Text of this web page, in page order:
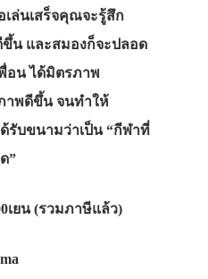
เล่นเสร็จคุณจะรู้สึก
ขึ้น และสมองก็จะปลอด
อน ได้มิตรภาพ
าพดีขึ้น จนทำให้
รับขนามว่าเป็น “กีฬาที่
”
เยน (รวมภาษีแล้ว)